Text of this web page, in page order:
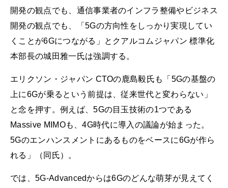
開発の観点でも、通信事業者のインフラ整備やビジネス
開発の観点でも、「5Gの方向性をしっかり実現してい
くことが6Gにつながる」とクアルコムジャパン 標準化
本部長の城田雅一氏は強調する。
エリクソン・ジャパン CTOの鹿島毅氏も「5Gの基盤の
上に6Gが乗るという前提は、従来世代と変わらない」
と念を押す。例えば、5Gの目玉技術の1つである
Massive MIMOも、4G時代に導入の議論が始まった。
5Gのエンハンスメントにあるものをベースに6Gが作ら
れる」（同氏）。
では、5G-Advancedからは6Gのどんな萌芽が見えてく